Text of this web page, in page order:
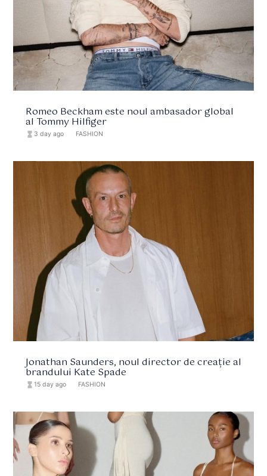
Romeo Beckham este noul ambasador global
al Tommy Hilfiger
hourglass_full 3 day ago FASHION
Jonathan Saunders, noul director de creație al
brandului Kate Spade
hourglass_full 15 day ago FASHION